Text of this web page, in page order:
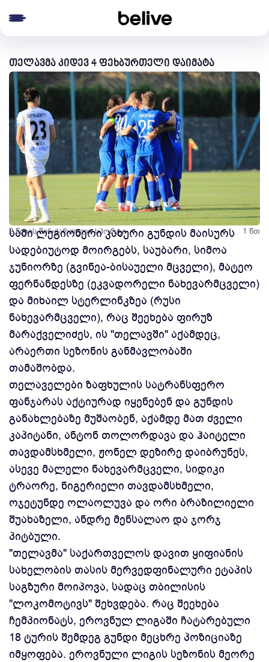
თელავმა კიდევ 4 ფეხბურთელი დაიმატა
2 წლის წინ ქართული სპორტი 1 წთ
სამი ლეგიონერი კახური გუნდის მაისურს
სადებიუტოდ მოირგებს, საუბარი, სიმოა
ჯუნიორზე (გვინეა-ბისაუელი მცველი), მატეო
ფერნანდესზე (ეკვადორელი ნახევარმცველი)
და მიხაილ სტერლინკზეა (რუსი
ნახევარმცველი), რაც შეეხება ფირუზ
მარაქველიძეს, ის "თელავში" აქამდეც,
არაერთი სეზონის განმავლობაში
თამაშობდა.
თელაველები ზაფხულის სატრანსფერო
ფანჯარას აქტიურად იყენებენ და გუნდის
განახლებაზე მუშაობენ, აქამდე მათ ძველი
კაპიტანი, ანტონ თოლორდავა და ჰაიტელი
თავდამსხმელი, ჟონელ დეზირე დაიბრუნეს,
ასევე მალელი ნახევარმცველი, სიდიკი
ტრაორე, ნიგერიელი თავდამსხმელი,
ოჯეტუნდე ოლაოლუვა და ორი ბრაზილიელი
შუახაზელი, ანდრე მენსალაო და ჯორჯ
პიტბული.
"თელავმა" საქართველოს დავით ყიფიანის
სახელობის თასის მერვედფინალური ეტაპის
საგზური მოიპოვა, სადაც თბილისის
"ლოკომოტივს" შეხვდება. რაც შეეხება
ჩემპიონატს, ეროვნულ ლიგაში ჩატარებული
18 ტურის შემდეგ გუნდი მეცხრე პოზიციაზე
იმყოფება. ეროვნული ლიგის სეზონის მეორე